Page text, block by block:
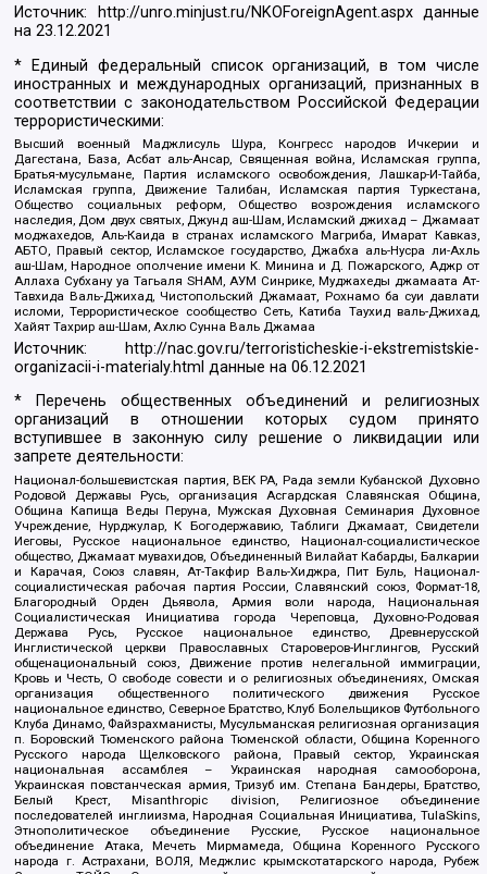
Источник: http://unro.minjust.ru/NKOForeignAgent.aspxданные
на23.12.2021
* Единый федеральный список организаций, в том числе
иностранных и международных организаций, признанных в
соответствии с законодательством Российской Федерации
террористическими:
Высший военный Маджлисуль Шура, Конгресс народов Ичкерии и
Дагестана, База, Асбат аль-Ансар, Священная война, Исламская группа,
Братья-мусульмане, Партия исламского освобождения, Лашкар-И-Тайба,
Исламская группа, Движение Талибан, Исламская партия Туркестана,
Общество социальных реформ, Общество возрождения исламского
наследия, Дом двух святых, Джунд аш-Шам, Исламский джихад – Джамаат
моджахедов, Аль-Каида в странах исламского Магриба, Имарат Кавказ,
АБТО, Правый сектор, Исламское государство, Джабха аль-Нусра ли-Ахль
аш-Шам, Народное ополчение имени К. Минина и Д. Пожарского, Аджр от
Аллаха Субхану уа Тагьаля SHAM, АУМ Синрике, Муджахеды джамаата Ат-
Тавхида Валь-Джихад, Чистопольский Джамаат, Рохнамо ба суи давлати
исломи, Террористическое сообщество Сеть, Катиба Таухид валь-Джихад,
Хайят Тахрир аш-Шам, Ахлю Сунна Валь Джамаа
Источник:
http://nac.gov.ru/terroristicheskie-i-ekstremistskie-
organizacii-i-materialy.html данные на06.12.2021
* Перечень общественных объединений и религиозных
организаций в отношении которых судом принято
вступившее в законную силу решение о ликвидации или
запрете деятельности:
Национал-большевистская партия, ВЕК РА, Рада земли Кубанской Духовно
Родовой Державы Русь, организация Асгардская Славянская Община,
Община Капища Веды Перуна, Мужская Духовная Семинария Духовное
Учреждение, Нурджулар, К Богодержавию, Таблиги Джамаат, Свидетели
Иеговы, Русское национальное единство, Национал-социалистическое
общество, Джамаат мувахидов, Объединенный Вилайат Кабарды, Балкарии
и Карачая, Союз славян, Ат-Такфир Валь-Хиджра, Пит Буль, Национал-
социалистическая рабочая партия России, Славянский союз, Формат-18,
Благородный Орден Дьявола, Армия воли народа, Национальная
Социалистическая Инициатива города Череповца, Духовно-Родовая
Держава Русь, Русское национальное единство, Древнерусской
Инглистической церкви Православных Староверов-Инглингов, Русский
общенациональный союз, Движение против нелегальной иммиграции,
Кровь и Честь, О свободе совести и о религиозных объединениях, Омская
организация общественного политического движения Русское
национальное единство, Северное Братство, Клуб Болельщиков Футбольного
Клуба Динамо, Файзрахманисты, Мусульманская религиозная организация
п. Боровский Тюменского района Тюменской области, Община Коренного
Русского народа Щелковского района, Правый сектор, Украинская
национальная ассамблея – Украинская народная самооборона,
Украинская повстанческая армия, Тризуб им. Степана Бандеры, Братство,
Белый Крест, Misanthropic division, Религиозное объединение
последователей инглиизма, Народная Социальная Инициатива, TulaSkins,
Этнополитическое объединение Русские, Русское национальное
объединение Атака, Мечеть Мирмамеда, Община Коренного Русского
народа г. Астрахани, ВОЛЯ, Меджлис крымскотатарского народа, Рубеж